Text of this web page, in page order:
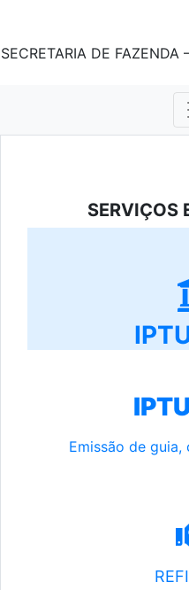
SECRETARIA DE FAZENDA
SERVIÇOS
Emissão de